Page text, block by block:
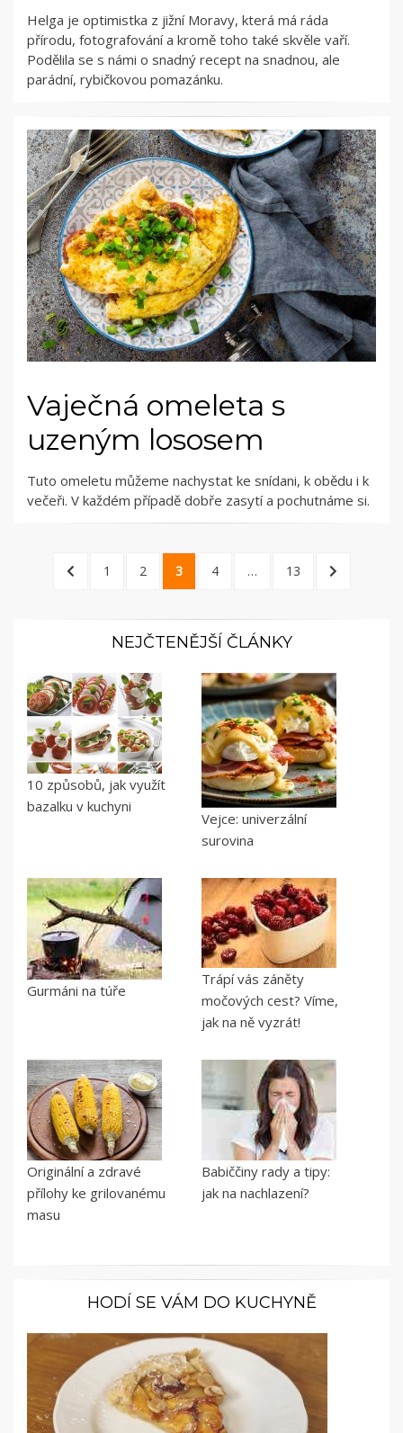
Helga je optimistka z jižní Moravy, která má ráda
přírodu, fotografování a kromě toho také skvěle vaří.
Podělila se s námi o snadný recept na snadnou, ale
parádní, rybičkovou pomazánku.
Vaječná omeleta s
uzeným lososem
Tuto omeletu můžeme nachystat ke snídani, k obědu i k
večeři. V každém případě dobře zasytí a pochutnáme si.
Stránkování
PREVIOUS
PAGE
1 PAGE
2 PAGE
3 PAGE
4 … PAGE
13
NEXT
NEJČTENĚJŠÍ ČLÁNKY
10 způsobů, jak využít
bazalku v kuchyni
Vejce: univerzální
surovina
Gurmáni na túře
Trápí vás záněty
močových cest? Víme,
jak na ně vyzrát!
Originální a zdravé
přílohy ke grilovanému
masu
Babiččiny rady a tipy:
jak na nachlazení?
HODÍ SE VÁM DO KUCHYNĚ